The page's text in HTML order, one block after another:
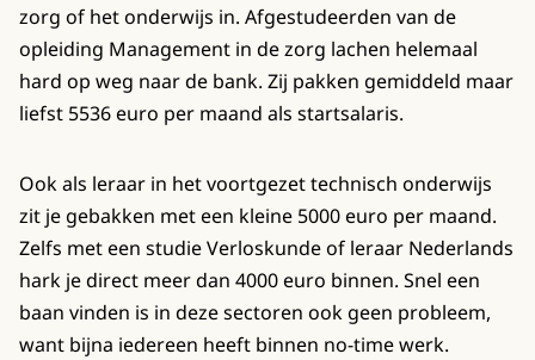
zorg of het onderwijs in. Afgestudeerden van de
opleiding Management in de zorg lachen helemaal
hard op weg naar de bank. Zij pakken gemiddeld maar
liefst 5536 euro per maand als startsalaris.
Ook als leraar in het voortgezet technisch onderwijs
zit je gebakken met een kleine 5000 euro per maand.
Zelfs met een studie Verloskunde of leraar Nederlands
hark je direct meer dan 4000 euro binnen. Snel een
baan vinden is in deze sectoren ook geen probleem,
want bijna iedereen heeft binnen no-time werk.